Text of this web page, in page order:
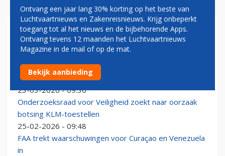
BOTSING
Piloten overleden bij botsing toestel Air Canada met
brandweerwagen op LaGuardia
23-03-2026 - 09:30
Onderzoeksraad voor Veiligheid zoekt naar oorzaak
botsing KLM-toestellen
25-02-2026 - 09:48
FAA trekt waarschuwingen voor Curaçao en Venezuela
in
Ontvang een jaar lang 30% korting op het beste van
Luchtvaartnieuws en Zakenreisnieuws. Krijg onbeperkt
toegang tot al het nieuws en de bijbehorende Apps.
Ontvang tevens 12 maanden het Luchtvaartnieuws
Magazine in de mail of op de mat.
Bekijk aanbieding